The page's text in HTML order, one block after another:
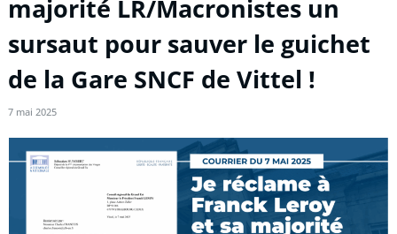
majorité LR/Macronistes un
sursaut pour sauver le guichet
de la Gare SNCF de Vittel !
7 mai 2025